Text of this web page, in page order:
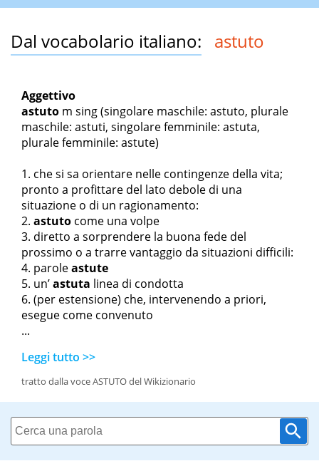
Dal vocabolario italiano: astuto
Aggettivo
astuto m sing(singolare maschile: astuto, plurale
maschile: astuti, singolare femminile: astuta,
plurale femminile: astute)
che si sa orientare nelle contingenze della vita;
pronto a profittare del lato debole di una
situazione o di un ragionamento:
astuto come una volpe
diretto a sorprendere la buona fede del
prossimo o a trarre vantaggio da situazioni difficili:
paroleastute
un’astuta linea di condotta
(per estensione) che, intervenendo a priori,
esegue come convenuto
...
Leggi tutto >>
tratto dalla voce ASTUTO del Wikizionario